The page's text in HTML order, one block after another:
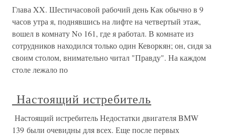
Глава XX. Шестичасовой рабочий день Как обычно в 9
часов утра я, поднявшись на лифте на четвертый этаж,
вошел в комнату No 161, где я работал. В комнате из
сотрудников находился только один Кеворкян; он, сидя за
своим столом, внимательно читал "Правду". На каждом
столе лежало по
Настоящий истребитель
Настоящий истребитель Недостатки двигателя BMW
139 были очевидны для всех. Еще после первых